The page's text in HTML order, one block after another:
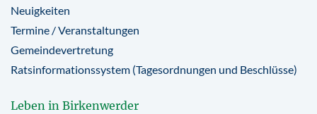
Neuigkeiten
Termine / Veranstaltungen
Gemeindevertretung
Ratsinformationssystem (Tagesordnungen und Beschlüsse)
Leben in Birkenwerder